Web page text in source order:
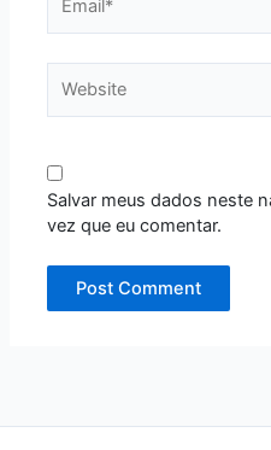
Salvar meus dados neste
vez que eu comentar.